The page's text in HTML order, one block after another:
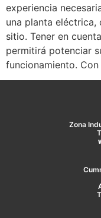
experiencia
una planta eléctrica,
sitio. Tener en
permitirá potenciar
funcionamiento.
Zona